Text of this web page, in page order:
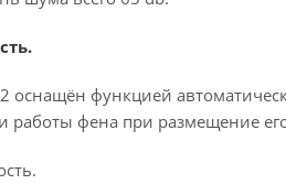
оснащён функцией
работы фена при размещение